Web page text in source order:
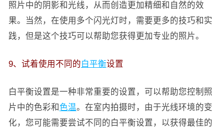
照片中的阴影和光线，从而创造更加精细和自然的效
果。当然，在使用多个闪光灯时，需要更多的技巧和实
践，但是这个技巧可以帮助您获得更加专业的照片。
9、试着使用不同的白平衡设置
白平衡设置是一种非常重要的设置，可以帮助您控制照
片中的色彩和 色温。在室内拍摄时，由于光线环境的变
化，您可能需要尝试不同的白平衡设置，以获得最佳的